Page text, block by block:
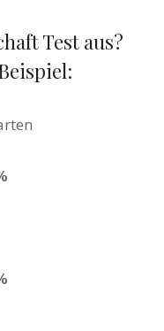
Test aus?